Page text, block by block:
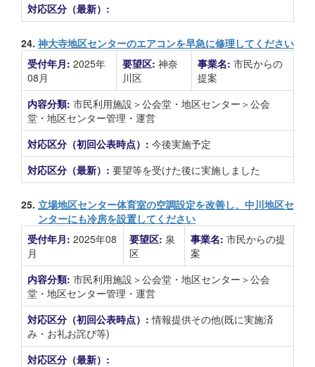
対応区分（最新）:
24. 神大寺地区センターのエアコンを早急に修理してください
受付年月: 2025年
08月
要望区: 神奈
川区
事業名: 市民からの
提案
内容分類: 市民利用施設＞公会堂・地区センター＞公会
堂・地区センター管理・運営
対応区分（初回公表時点）: 今後実施予定
対応区分（最新）: 要望等を受けた後に実施しました
25. 立場地区センター体育室の空調設定を改善し、中川地区セ
ンターにも冷房を設置してください
受付年月: 2025年08
月
要望区: 泉
区
事業名: 市民からの提
案
内容分類: 市民利用施設＞公会堂・地区センター＞公会
堂・地区センター管理・運営
対応区分（初回公表時点）:情報提供その他(既に実施済
み・お礼お詫び等)
対応区分（最新）: